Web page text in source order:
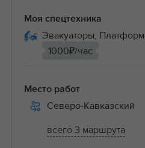
Моя спецтехника
Эвакуаторы,
1000₽/час
Место работ
Северо-Кавказский
всего 3 маршрута